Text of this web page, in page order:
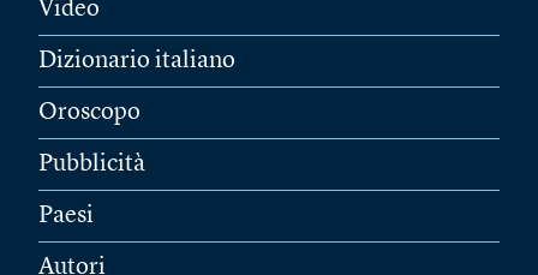
Video
Dizionario italiano
Oroscopo
Pubblicità
Paesi
Autori